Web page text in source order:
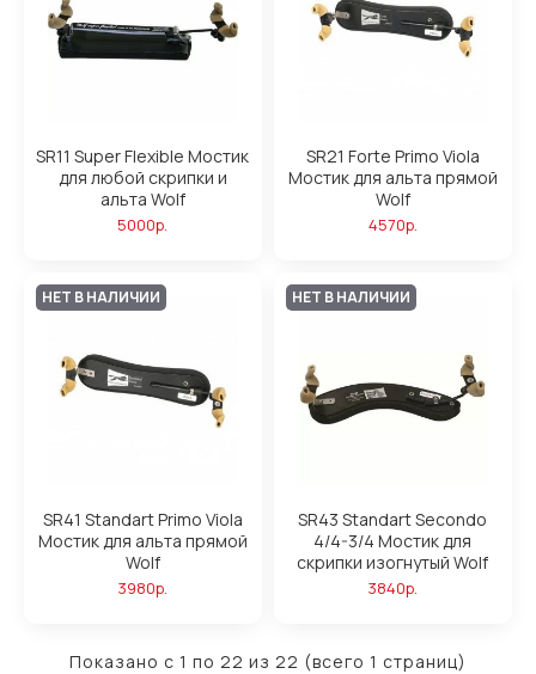
SR11 Super Flexible Мостик
для любой скрипки и
альта Wolf
5000р.
SR21 Forte Primo Viola
Мостик для альта прямой
Wolf
4570р.
НЕТ В НАЛИЧИИ
SR41 Standart Primo Viola
Мостик для альта прямой
Wolf
3980р.
НЕТ В НАЛИЧИИ
SR43 Standart Secondo
4/4-3/4 Мостик для
скрипки изогнутый Wolf
3840р.
Показано с 1 по 22 из 22 (всего 1 страниц)